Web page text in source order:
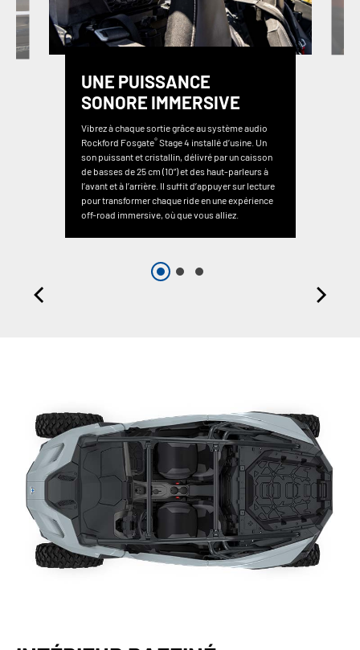
UNE PUISSANCE
SONORE IMMERSIVE
Vibrez à chaque sortie grâce au système audio
Rockford Fosgate®Stage 4 installé d’usine. Un
son puissant et cristallin, délivré par un caisson
de basses de 25 cm (10”) et des haut-parleurs à
l’avant et à l’arrière. Il suffit d’appuyer sur lecture
pour transformer chaque ride en une expérience
off-road immersive, où que vous alliez.